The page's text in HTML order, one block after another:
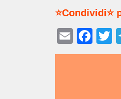
⭐Condividi⭐
E
m
F
a